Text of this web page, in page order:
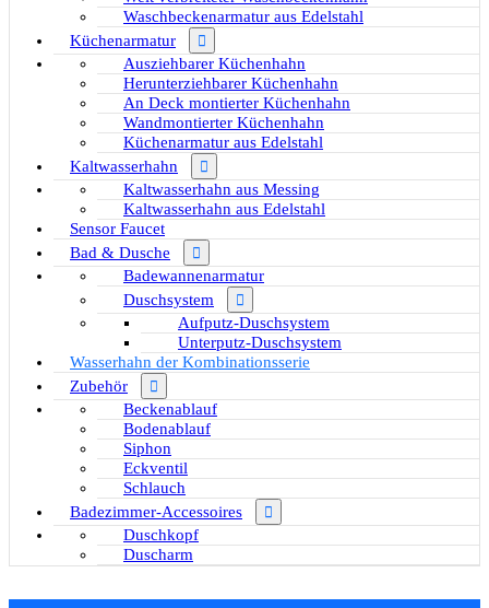
Waschbeckenarmatur aus Edelstahl
Küchenarmatur
Ausziehbarer Küchenhahn
Herunterziehbarer Küchenhahn
An Deck montierter Küchenhahn
Wandmontierter Küchenhahn
Küchenarmatur aus Edelstahl
Kaltwasserhahn
Kaltwasserhahn aus Messing
Kaltwasserhahn aus Edelstahl
Sensor Faucet
Bad & Dusche
Badewannenarmatur
Duschsystem
Aufputz-Duschsystem
Unterputz-Duschsystem
Wasserhahn der Kombinationsserie
Zubehör
Beckenablauf
Bodenablauf
Siphon
Eckventil
Schlauch
Badezimmer-Accessoires
Duschkopf
Duscharm